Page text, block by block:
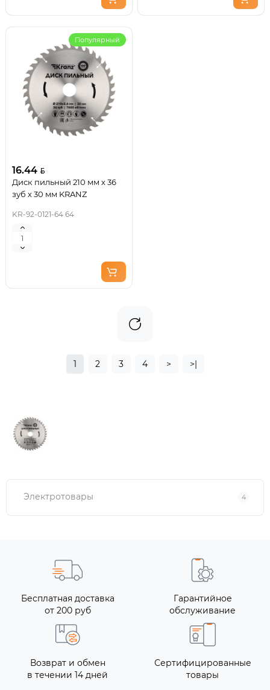
Популярный
16.44
Диск пильный 210 мм х 36
зуб х 30 мм KRANZ
KR-92-0121-64 64
1 2 3 4 > >|
Электротовары 4
Бесплатная доставка
от 200 руб
Гарантийное
обслуживание
Возврат и обмен
в течении 14 дней
Сертифицированные
товары